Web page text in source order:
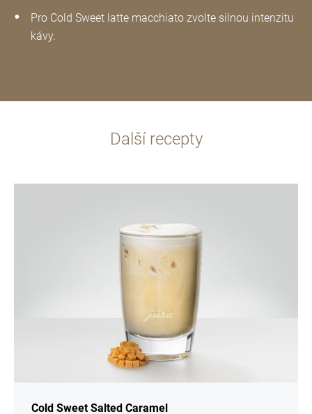
Pro Cold Sweet latte macchiato zvolte silnou intenzitu
kávy.
Další recepty
Cold Sweet Salted Caramel